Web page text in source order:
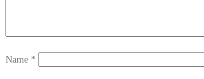
Name *